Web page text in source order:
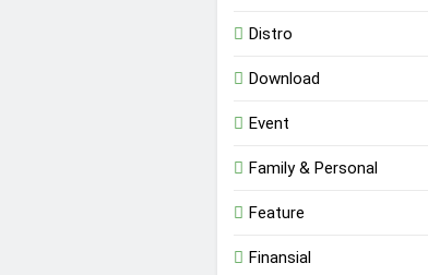
Distro
Download
Event
Family & Personal
Feature
Finansial